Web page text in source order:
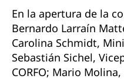
En la apertura de la
Bernardo Larraín
Carolina Schmidt,
Sebastián Sichel,
CORFO; Mario